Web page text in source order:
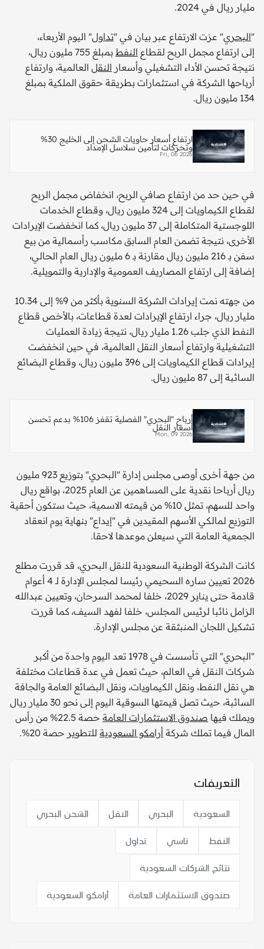
مليار ريال في 2024.
"البحري" عزت الارتفاع عبر بيان في "تداول" اليوم الأربعاء،
إلى ارتفاع مجمل الربح لقطاع النفط
بمبلغ 755 مليون ريال،
نتيجة تحسن الأداء التشغيلي وأسعار النقل العالمية، وارتفاع
أرباحها الشركة في استثمارات بطريقة حقوق الملكية بمبلغ
134 مليون ريال.
ارتفاع أسعار حاويات الشحن إلى الخليج 30%
وتحركات لتأمين سلاسل الإمداد
Fri, 06 2026
في حين حد من ارتفاع صافي الربح، انخفاض مجمل الربح
لقطاع الكيماويات إلى 324 مليون ريال، وقطاع الخدمات
اللوجستية المتكاملة إلى 37 مليون ريال، كما انخفضت الإيرادات
الأخرى، نتيجة تضمن العام السابق مكاسب رأسمالية من بيع
سفن بـ 216 مليون ريال مقارنة بـ 6 مليون ريال العام الحالي،
إضافة إلى ارتفاع المصاريف العمومية والإدارية والتمويلية.
من جهته نمت إيرادات الشركة السنوية بأكثر من 9% إلى 10.34
مليار ريال، جراء ارتفاع الإيرادات لعدة قطاعات، بالأخص قطاع
النفط الذي جلب 1.26 مليار ريال، نتيجة زيادة العمليات
التشغيلية وارتفاع أسعار النقل العالمية، في حين انخفضت
إيرادات قطاع الكيماويات إلى 396 مليون ريال، وقطاع البضائع
السائبة إلى 87 مليون ريال.
أرباح "البحري" الفصلية تقفز 106% بدعم تحسن
أسعار النقل
Mon, 09 2026
من جهة أخرى أوصى مجلس إدارة "البحري" بتوزيع 923 مليون
ريال أرباحا نقدية على المساهمين عن العام 2025، بواقع ريال
واحد للسهم، تمثل 10% من قيمته الاسمية، حيث ستكون أحقية
التوزيع لمالكي الأسهم المقيدين في "إيداع" بنهاية يوم انعقاد
الجمعية العامة التي سيعلن موعدها لاحقا.
كانت الشركة الوطنية السعودية للنقل البحري، قد قررت مطلع
2026 تعيين ساره السحيمي رئيسا لمجلس الإدارة لـ 4 أعوام
قادمة حتى يناير 2029، خلفا لمحمد السرحان، وتعيين عبدالله
الزامل نائبا لرئيس المجلس، خلفا لفهد السيف، كما قررت
تشكيل اللجان المنبثقة عن مجلس الإدارة.
"البحري" التي تأسست في 1978 تعد اليوم واحدة من أكبر
شركات النقل في العالم، حيث تعمل في عدة قطاعات مختلفة
هي نقل النفط، ونقل الكيماويات، ونقل البضائع العامة والجافة
السائبة، حيث تصل قيمتها السوقية اليوم إلى نحو 30 مليار ريال
ويملك فيها صندوق الاستثمارات العامة
حصة 22.5% من رأس
المال فيما تملك شركة أرامكو السعودية للتطوير حصة 20%.
التعريفات
السعودية البحري النقل الشحن البحري
النفط تاسي تداول
نتائج الشركات السعودية
صندوق الاستثمارات العامة أرامكو السعودية